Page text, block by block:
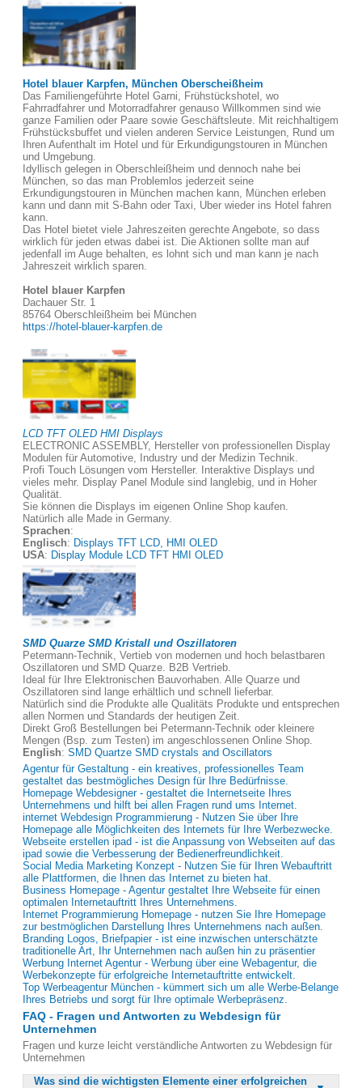
Hotel blauer Karpfen, München Oberscheißheim
Das Familiengeführte Hotel Garni, Frühstückshotel, wo
Fahrradfahrer und Motorradfahrer genauso Willkommen sind wie
ganze Familien oder Paare sowie Geschäftsleute. Mit reichhaltigem
Frühstücksbuffet und vielen anderen Service Leistungen, Rund um
Ihren Aufenthalt im Hotel und für Erkundigungstouren in München
und Umgebung.
Idyllisch gelegen in Oberschleißheim und dennoch nahe bei
München, so das man Problemlos jederzeit seine
Erkundigungstouren in München machen kann, München erleben
kann und dann mit S-Bahn oder Taxi, Uber wieder ins Hotel fahren
kann.
Das Hotel bietet viele Jahreszeiten gerechte Angebote, so dass
wirklich für jeden etwas dabei ist. Die Aktionen sollte man auf
jedenfall im Auge behalten, es lohnt sich und man kann je nach
Jahreszeit wirklich sparen.
Hotel blauer Karpfen
Dachauer Str. 1
85764 Oberschleißheim bei München
https://hotel-blauer-karpfen.de
LCD TFT OLED HMI Displays
ELECTRONIC ASSEMBLY, Hersteller von professionellen Display
Modulen für Automotive, Industry und der Medizin Technik.
Profi Touch Lösungen vom Hersteller. Interaktive Displays und
vieles mehr. Display Panel Module sind langlebig, und in Hoher
Qualität.
Sie können die Displays im eigenen Online Shop kaufen.
Natürlich alle Made in Germany.
Sprachen:
Englisch: Displays TFT LCD, HMI OLED
USA: Display Module LCD TFT HMI OLED
SMD Quarze SMD Kristall und Oszillatoren
Petermann-Technik, Vertieb von modernen und hoch belastbaren
Oszillatoren und SMD Quarze. B2B Vertrieb.
Ideal für Ihre Elektronischen Bauvorhaben. Alle Quarze und
Oszillatoren sind lange erhältlich und schnell lieferbar.
Natürlich sind die Produkte alle Qualitäts Produkte und entsprechen
allen Normen und Standards der heutigen Zeit.
Direkt Groß Bestellungen bei Petermann-Technik oder kleinere
Mengen (Bsp. zum Testen) im angeschlossenen Online Shop.
English: SMD Quartze SMD crystals and Oscillators
Agentur für Gestaltung - ein kreatives, professionelles Team
gestaltet das bestmögliches Design für Ihre Bedürfnisse.
Homepage Webdesigner - gestaltet die Internetseite Ihres
Unternehmens und hilft bei allen Fragen rund ums Internet.
internet Webdesign Programmierung - Nutzen Sie über Ihre
Homepage alle Möglichkeiten des Internets für Ihre Werbezwecke.
Webseite erstellen ipad - ist die Anpassung von Webseiten auf das
ipad sowie die Verbesserung der Bedienerfreundlichkeit.
Social Media Marketing Konzept - Nutzen Sie für Ihren Webauftritt
alle Plattformen, die Ihnen das Internet zu bieten hat.
Business Homepage - Agentur gestaltet Ihre Webseite für einen
optimalen Internetauftritt Ihres Unternehmens.
Internet Programmierung Homepage - nutzen Sie Ihre Homepage
zur bestmöglichen Darstellung Ihres Unternehmens nach außen.
Branding Logos, Briefpapier - ist eine inzwischen unterschätzte
traditionelle Art, Ihr Unternehmen nach außen hin zu präsentier
Werbung Internet Agentur - Werbung über eine Webagentur, die
Werbekonzepte für erfolgreiche Internetauftritte entwickelt.
Top Werbeagentur München - kümmert sich um alle Werbe-Belange
Ihres Betriebs und sorgt für Ihre optimale Werbepräsenz.
FAQ - Fragen und Antworten zu Webdesign für
Unternehmen
Fragen und kurze leicht verständliche Antworten zu Webdesign für
Unternehmen
Was sind die wichtigsten Elemente einer erfolgreichen